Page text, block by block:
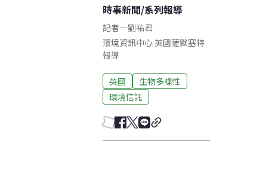
時事新聞/系列報導
記者—劉祐君
環境資訊中心英國薩默塞特
報導
英國
生物多樣性
環境信託